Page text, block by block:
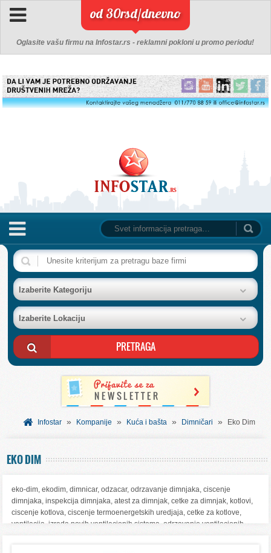
od 30rsd/dnevno
Oglasite vašu firmu na Infostar.rs - reklamni pokloni u promo periodu!
NASLOVNA
BAZA FIRMI
POSLOVNI OGLASI
AKCIJE I KATALOZI
BESPLATNI VAUČERI
SVET INFORMACIJA
USLUGE
Izaberite Kategoriju
Izaberite Lokaciju
Infostar » Kompanije » Kuća i bašta » Dimničari » Eko Dim
EKO DIM
eko-dim, ekodim, dimnicar, odzacar, odrzavanje dimnjaka, ciscenje
dimnjaka, inspekcija dimnjaka, atest za dimnjak, cetke za dimnjak, kotlovi,
ciscenje kotlova, ciscenje termoenergetskih uredjaja, cetke za kotlove,
ventilacija, izrada novih ventilacionih sistema, odrzavanje ventilacionih
uredjaja, ciscenje ventilacije robotom, ciscenje hvac sistema, ciscenje